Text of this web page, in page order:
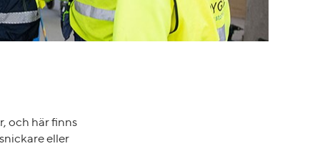
och här finns
eller